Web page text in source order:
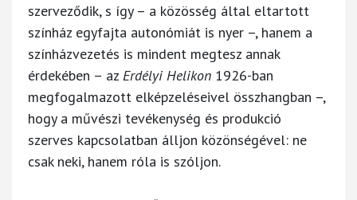
szerveződik, s így – a közösség által eltartott
színház egyfajta autonómiát is nyer –, hanem a
színházvezetés is mindent megtesz annak
érdekében – az Erdélyi Helikon 1926-ban
megfogalmazott elképzeléseivel összhangban –,
hogy a művészi tevékenység és produkció
szerves kapcsolatban álljon közönségével: ne
csak neki, hanem róla is szóljon.